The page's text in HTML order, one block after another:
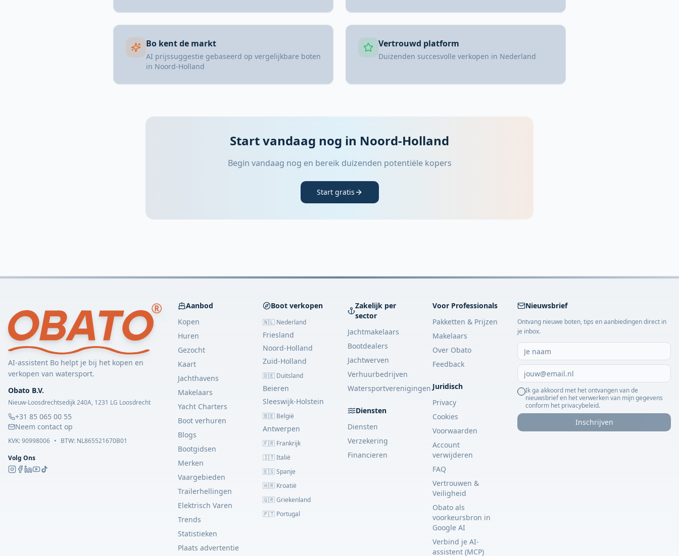
Bo kent de markt
AI prijssuggestie gebaseerd op vergelijkbare boten
in Noord-Holland
Vertrouwd platform
Duizenden succesvolle verkopen in Nederland
Start vandaag nog in Noord-Holland
Begin vandaag nog en bereik duizenden potentiële kopers
Start gratis
AI-assistent Bo helpt je bij het kopen en
verkopen van watersport.
Obato B.V.
Nieuw-Loosdrechtsedijk 240A, 1231 LG Loosdrecht
+31 85 065 00 55
Neem contact op
KVK:90998006 • BTW: NL865521670B01
Volg Ons
Aanbod
Kopen
Huren
Gezocht
Kaart
Jachthavens
Makelaars
Yacht Charters
Boot verhuren
Blogs
Bootgidsen
Merken
Vaargebieden
Trailerhellingen
Elektrisch Varen
Trends
Statistieken
Plaats advertentie
Boot verkopen
🇳🇱 Nederland
Friesland
Noord-Holland
Zuid-Holland
🇩🇪 Duitsland
Beieren
Sleeswijk-Holstein
🇧🇪 België
Antwerpen
🇫🇷 Frankrijk
🇮🇹 Italië
🇪🇸 Spanje
🇭🇷 Kroatië
🇬🇷 Griekenland
🇵🇹 Portugal
Zakelijk per
sector
Jachtmakelaars
Bootdealers
Jachtwerven
Verhuurbedrijven
Watersportverenigingen
Diensten
Diensten
Verzekering
Financieren
Voor Professionals
Pakketten & Prijzen
Makelaars
Over Obato
Feedback
Juridisch
Privacy
Cookies
Voorwaarden
Account
verwijderen
FAQ
Vertrouwen &
Veiligheid
Obato als
voorkeursbron in
Google AI
Verbind je AI-
assistent (MCP)
Nieuwsbrief
Ontvang nieuwe boten, tips en aanbiedingen direct in
je inbox.
Ik ga akkoord met het ontvangen van de
nieuwsbrief en het verwerken van mijn gegevens
conform het privacybeleid.
Inschrijven